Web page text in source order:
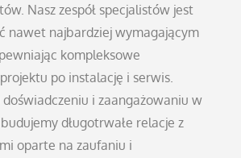
Nasz zespół specjalistów jest
nawet najbardziej wymagającym
kompleksowe
po instalację i serwis.
doświadczeniu i zaangażowaniu w
długotrwałe relacje z
oparte na zaufaniu i